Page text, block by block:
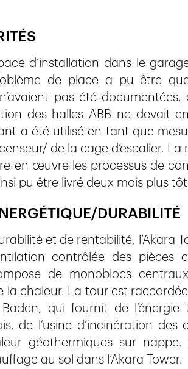
d’installation dans le
de place a pu être
pas été
des halles ABB ne devait
a été utilisé en tant que
de la cage d’escalier.
en œuvre les processus de
pu être livré deux mois plus
DURABILITÉ
et de rentabilité, l’Akara
contrôlée des pièces
de monoblocs
la chaleur. La tour est
Baden, qui fournit de
de l’usine d’incinération
géothermiques sur
au sol dans l’Akara Tower.